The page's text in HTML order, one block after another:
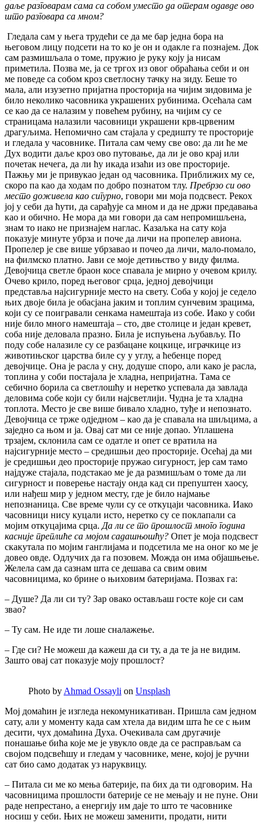
даље разговарам сама са собом уместо да отерам одавде ово
што разговара са мном?
Гледала сам у њега трудећи се да ме бар једна бора на
његовом лицу подсети на то ко је он и одакле га познајем. Док
сам размишљала о томе, пружио је руку коју ја нисам
приметила. Позва ме, ја се тргох из овог обраћања себи и он
ме поведе са собом кроз светлосну тачку на зиду. Беше то
мала, али изузетно пријатна просторија на чијим зидовима је
било неколико часовника украшених рубинима. Осећала сам
се као да се налазим у повећем рубину, на чијим су се
страницама налазили часовници украшени крв-црвеним
драгуљима. Непомично сам стајала у средишту те просторије
и гледала у часовнике. Питала сам чему све ово: да ли ће ме
Дух водити даље кроз ово путовање, да ли је ово крај или
почетак нечега, да ли ћу икада изаћи из ове просторије.
Пажњу ми је привукао један од часовника. Приближих му се,
скоро па као да ходам по добро познатом тлу. Пребрзо си ово
место доживела као сигурно, говори ми моја подсвест. Рекох
јој у себи да ћути, да сарађује са мном и да не држи предавања
као и обично. Не мора да ми говори да сам непромишљена,
знам то иако не признајем наглас. Казаљка на сату која
показује минуте убрза и поче да личи на пропелер авиона.
Пропелер је све више убрзавао и почео да личи, мало-помало,
на филмско платно. Јави се моје детињство у виду филма.
Девојчица светле браон косе спавала је мирно у очевом крилу.
Очево крило, поред његовог срца, једној девојчици
представља најсигурније место на свету. Соба у којој је седело
њих двоје била је обасјана јаким и топлим сунчевим зрацима,
који су се поигравали сенкама намештаја из собе. Иако у соби
није било много намештаја – сто, две столице и један кревет,
соба није деловала празно. Била је испуњена љубављу. По
поду собе налазиле су се разбацане коцкице, играчкице из
животињског царства биле су у углу, а ћебенце поред
девојчице. Она је расла у сну, додуше споро, али како је расла,
топлина у соби постајала је хладна, непријатна. Тама се
себично борила са светлошћу и неретко успевала да завлада
деловима собе који су били најсветлији. Чудна је та хладна
топлота. Место је све више бивало хладно, туђе и непознато.
Девојчица се трже одједном – као да је спавала на шиљцима, а
заједно са њом и ја. Овај сат ми се није допао. Уплашена
трзајем, склонила сам се одатле и опет се вратила на
најсигурније место – средишњи део просторије. Осећај да ми
је средишњи део просторије пружао сигурност, јер сам тамо
најдуже стајала, подстакао ме је да размишљам о томе да ли
сигурност и поверење настају онда кад си препуштен хаосу,
или нађеш мир у једном месту, где је било најмање
непознаница. Све време чули су се откуцаји часовника. Иако
часовници нису куцали исто, неретко су се поклапали са
мојим откуцајима срца. Да ли се то прошлост много година
касније преплиће са мојом садашњошћу? Опет је моја подсвест
скакутала по мојим ганглијама и подсетила ме на оног ко ме је
довео овде. Одлучих да га позовем. Можда он има објашњење.
Желела сам да сазнам шта се дешава са свим овим
часовницима, ко брине о њиховим батеријама. Позвах га:
– Душе? Да ли си ту? Зар овако остављаш госте које си сам
звао?
– Ту сам. Не иде ти лоше сналажење.
– Где си? Не можеш да кажеш да си ту, а да те ја не видим.
Зашто овај сат показује моју прошлост?
Photo by Ahmad Ossayli on Unsplash
Мој домаћин је изгледа некомуникативан. Пришла сам једном
сату, али у моменту када сам хтела да видим шта ће се с њим
десити, чух домаћина Духа. Очекивала сам другачије
понашање бића које ме је увукло овде да се расправљам са
својом подсвећшу и гледам у часовнике, мене, којој је ручни
сат био само додатак уз наруквицу.
– Питала си ме ко мења батерије, па бих да ти одговорим. На
часовницима прошлости батерије се не мењају и не пуне. Они
раде непрестано, а енергију им даје то што те часовнике
носиш у себи. Њих не можеш заменити, продати, нити